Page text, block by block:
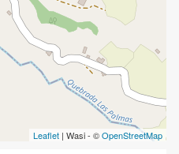
Leaflet | Wasi - ©OpenStreetMap